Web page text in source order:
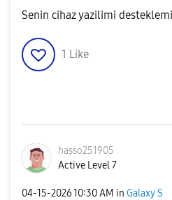
Senin cihaz yazilimi
1 Like
hasso251905
Active Level 7
‎04-15-202610:30 AM in Galaxy S